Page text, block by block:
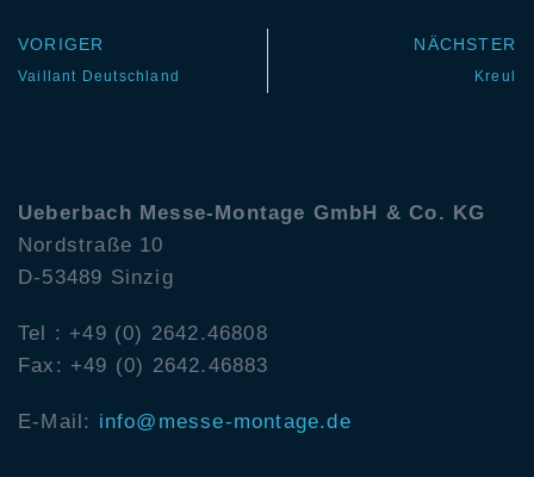
VORIGER
Vaillant Deutschland
NÄCHSTER
Kreul
Ueberbach Messe-Montage GmbH & Co. KG
Nordstraße 10
D-53489 Sinzig
Tel : +49 (0) 2642.46808
Fax: +49 (0) 2642.46883
E-Mail: info@messe-montage.de